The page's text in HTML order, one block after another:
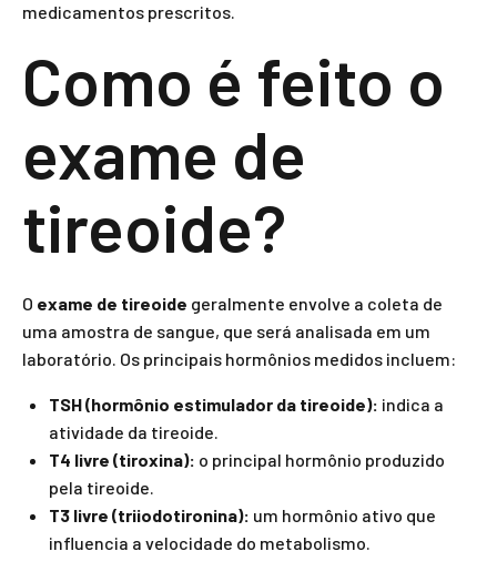
medicamentos prescritos.
Como é feito o
exame de
tireoide?
O exame de tireoide geralmente envolve a coleta de
uma amostra de sangue, que será analisada em um
laboratório. Os principais hormônios medidos incluem:
TSH (hormônio estimulador da tireoide): indica a
atividade da tireoide.
T4 livre (tiroxina): o principal hormônio produzido
pela tireoide.
T3 livre (triiodotironina): um hormônio ativo que
influencia a velocidade do metabolismo.